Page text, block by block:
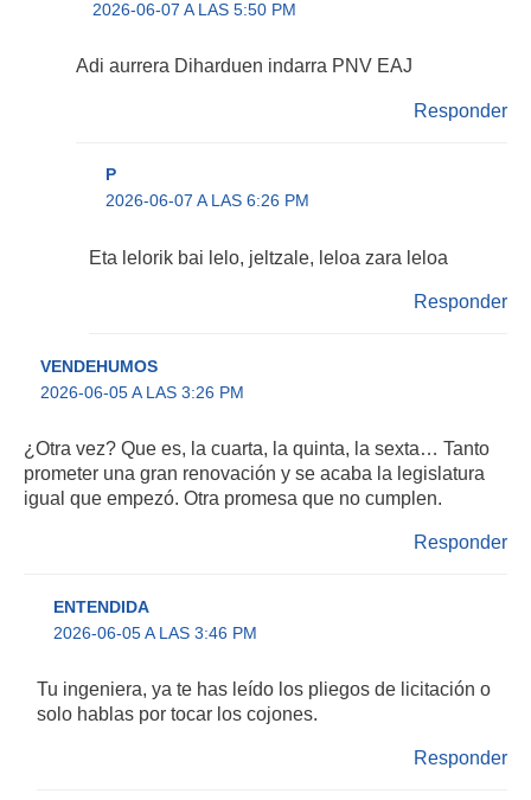
2026-06-07 A LAS 5:50 PM
Adi aurrera Diharduen indarra PNV EAJ
Responder
P
2026-06-07 A LAS 6:26 PM
Eta lelorik bai lelo, jeltzale, leloa zara leloa
Responder
VENDEHUMOS
2026-06-05 A LAS 3:26 PM
¿Otra vez? Que es, la cuarta, la quinta, la sexta… Tanto
prometer una gran renovación y se acaba la legislatura
igual que empezó. Otra promesa que no cumplen.
Responder
ENTENDIDA
2026-06-05 A LAS 3:46 PM
Tu ingeniera, ya te has leído los pliegos de licitación o
solo hablas por tocar los cojones.
Responder